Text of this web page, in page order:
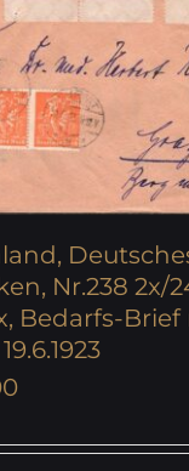
Nr.238 2x/
Bedarfs-Brief